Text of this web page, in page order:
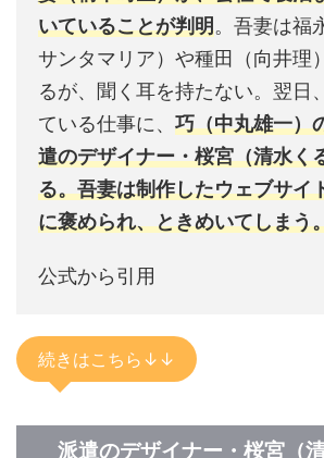
いていることが判明。吾妻は福
サンタマリア）や種田（向井理
るが、聞く耳を持たない。翌日
ている仕事に、 巧（中丸雄一）
遣のデザイナー・桜宮（清水く
る。吾妻は制作したウェブサイ
に褒められ、ときめいてしまう
公式から引用
続きはこちら↓↓
派遣のデザイナー・桜宮（清